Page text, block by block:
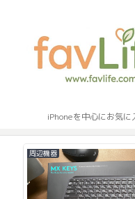
iPhoneを中心にお気
周辺機器